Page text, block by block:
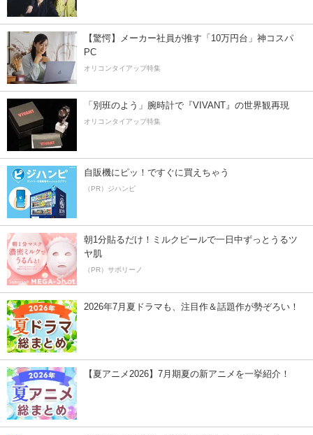
【驚愕】メーカー社員が推す「10万円台」神コスパ
PC
オリコンタイアップ特集
「別班のよう」腕時計で『VIVANT』の世界観再現
オリコンタイアップ特集
自販機にピッ！ですぐに買えちゃう
（PR）ジハンピ
朝1分貼るだけ！ミルクピールで一日中ずっとうるツ
ヤ肌
（PR）サボリーノ
2026年7月夏ドラマも、注目作＆話題作が勢ぞろい！
【夏アニメ2026】7月期夏の新アニメを一挙紹介！